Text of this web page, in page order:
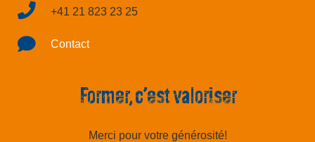
+41 21 823 23 25
Contact
Former, c’est valoriser
Merci pour votre générosité!